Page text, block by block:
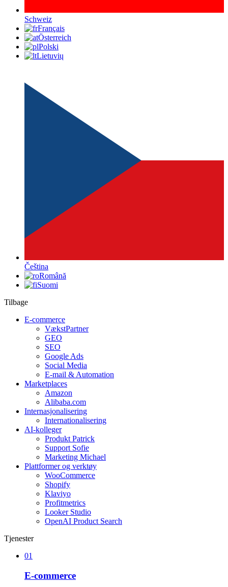
Schweiz
Français
Österreich
Polski
Lietuvių
Čeština
Română
Suomi
Tilbage
E-commerce
VækstPartner
GEO
SEO
Google Ads
Social Media
E-mail & Automation
Marketplaces
Amazon
Alibaba.com
Internasjonalisering
Internationalisering
AI-kolleger
Produkt Patrick
Support Sofie
Marketing Michael
Plattformer og verktøy
WooCommerce
Shopify
Klaviyo
Profitmetrics
Looker Studio
OpenAI Product Search
Tjenester
01
E-commerce